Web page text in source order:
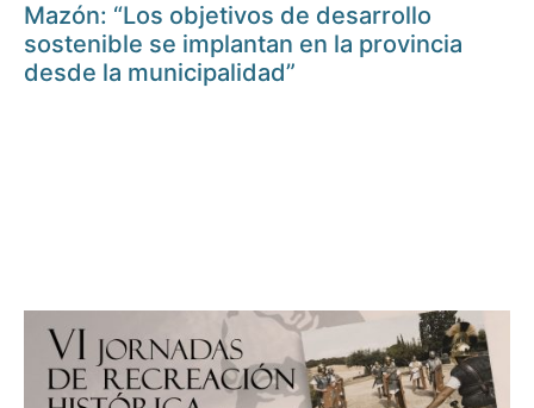
Mazón: “Los objetivos de desarrollo
sostenible se implantan en la provincia
desde la municipalidad”